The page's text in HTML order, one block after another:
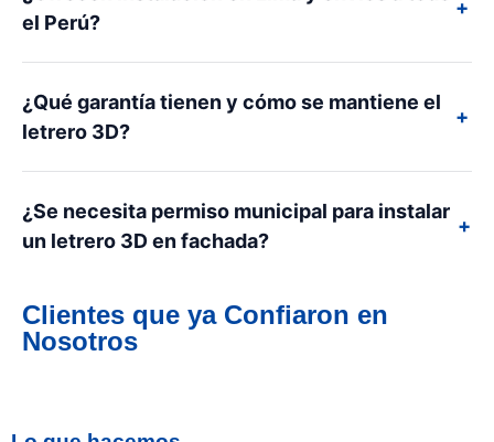
el Perú?
+
¿Qué garantía tienen y cómo se mantiene el
letrero 3D?
+
¿Se necesita permiso municipal para instalar
un letrero 3D en fachada?
+
Clientes que ya Confiaron en
Nosotros